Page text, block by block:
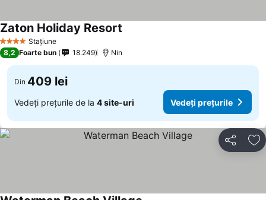
4 Stele Stațiune
Zaton Holiday Resort
8,2 Foarte bun 18.249 Nin
Din 409 lei
Vedeți prețurile de la 4 site-uri Vedeți prețurile
Distribuiți